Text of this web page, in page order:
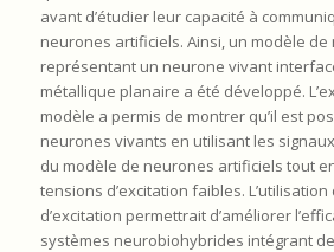
avant d’étudier leur capacité à
neurones artificiels. Ainsi, un modèle
représentant un neurone vivant
métallique planaire a été développé.
modèle a permis de montrer qu’il est
neurones vivants en utilisant les
du modèle de neurones artificiels tout
tensions d’excitation faibles.
d’excitation permettrait d’améliorer
systèmes neurobiohybrides intégrant